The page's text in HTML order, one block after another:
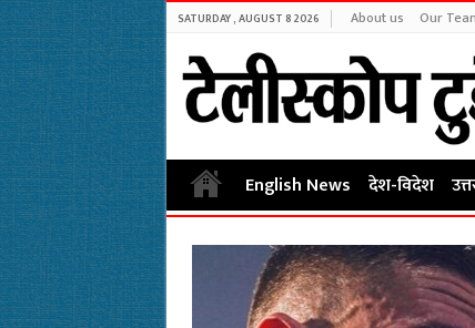
SATURDAY , AUGUST 8 2026 About us Our
English News देश-विदेश